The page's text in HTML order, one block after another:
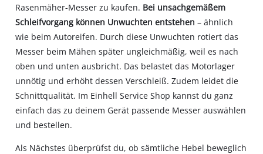
Rasenmäher-Messer zu kaufen. Bei unsachgemäßem
Schleifvorgang können Unwuchten entstehen – ähnlich
wie beim Autoreifen. Durch diese Unwuchten rotiert das
Messer beim Mähen später ungleichmäßig, weil es nach
oben und unten ausbricht. Das belastet das Motorlager
unnötig und erhöht dessen Verschleiß. Zudem leidet die
Schnittqualität. Im Einhell Service Shop kannst du ganz
einfach das zu deinem Gerät passende Messer auswählen
und bestellen.
Als Nächstes überprüfst du, ob sämtliche Hebel beweglich